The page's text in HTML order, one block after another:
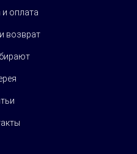
и оплата
возврат